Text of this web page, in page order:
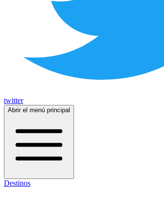
twitter
Abrir el menú principal
Destinos